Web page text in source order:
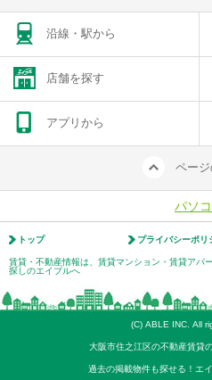
沿線・駅から
店舗を探す
アプリから
ペー
パソ
トップ プライバシーポリ
賃貸・不動産情報は、賃貸マンション・賃貸アパ
探しのエイブルへ
(C) ABLE INC. All
大阪市住之江区の不動産賃貸
過去の掲載物件も探せる！エ